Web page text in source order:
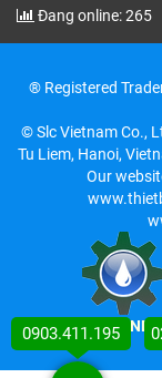
Đang online: 265
® Registered
© Slc Vietnam Co.,
Tu Liem, Hanoi,
Our
SLC
0903.411.195